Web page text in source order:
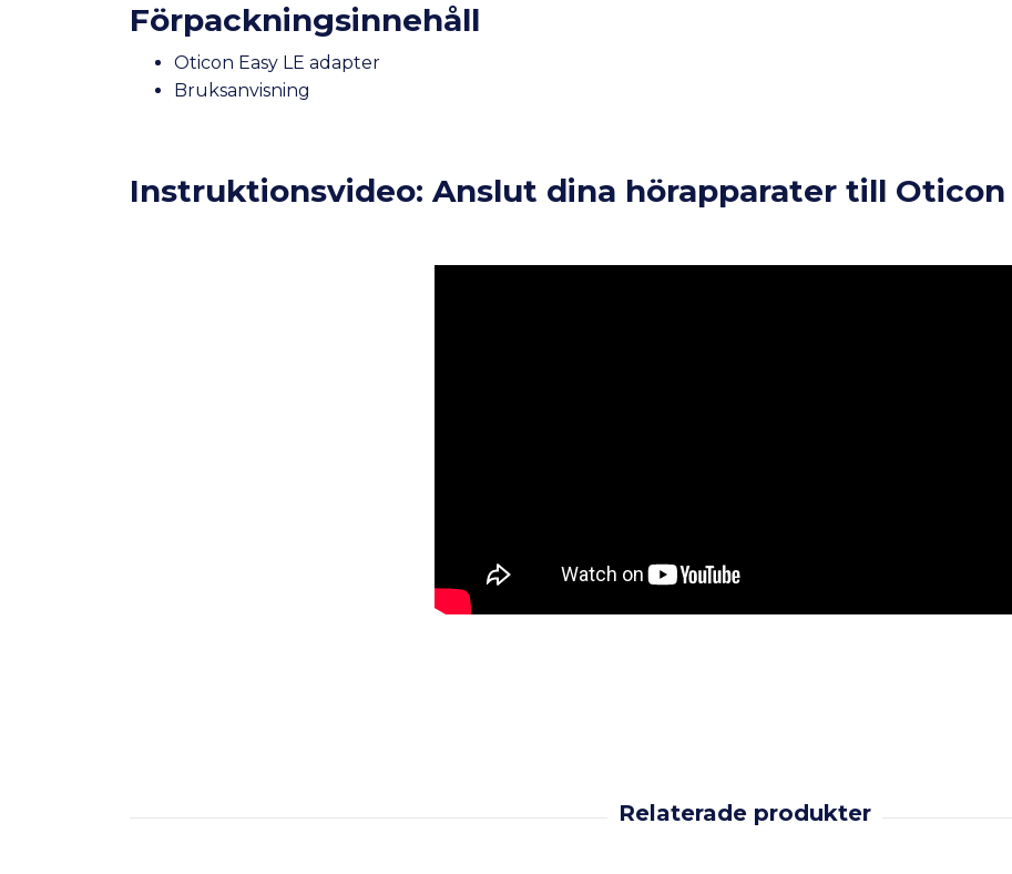
Förpackningsinnehåll
Oticon Easy LE adapter
Bruksanvisning
Instruktionsvideo: Anslut dina hörapparater till Oticon